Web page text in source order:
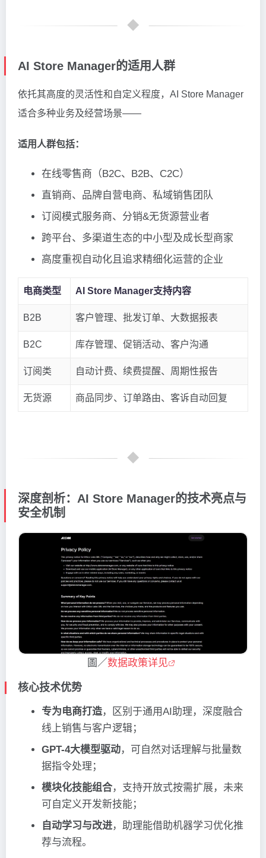
AI Store Manager的适用人群
依托其高度的灵活性和自定义程度，AI Store Manager
适合多种业务及经营场景——
适用人群包括：
在线零售商（B2C、B2B、C2C）
直销商、品牌自营电商、私域销售团队
订阅模式服务商、分销&无货源营业者
跨平台、多渠道生态的中小型及成长型商家
高度重视自动化且追求精细化运营的企业
电商类型 AI Store Manager支持内容
B2B 客户管理、批发订单、大数据报表
B2C 库存管理、促销活动、客户沟通
订阅类 自动计费、续费提醒、周期性报告
无货源 商品同步、订单路由、客诉自动回复
深度剖析：AI Store Manager的技术亮点与
安全机制
圖／数据政策详见
核心技术优势
专为电商打造，区别于通用AI助理，深度融合
线上销售与客户逻辑；
GPT-4大模型驱动，可自然对话理解与批量数
据指令处理；
模块化技能组合，支持开放式按需扩展，未来
可自定义开发新技能；
自动学习与改进，助理能借助机器学习优化推
荐与流程。